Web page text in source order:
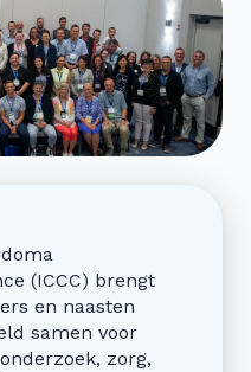
(ICCC) brengt
en naasten
samen voor
zorg,